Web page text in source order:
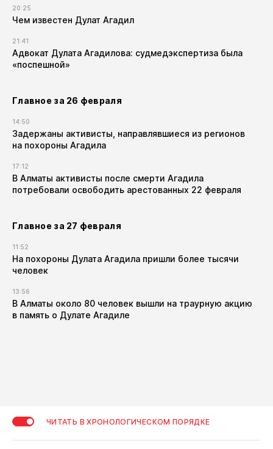
20:25
Чем известен Дулат Агадил​
21:41
Адвокат Дулата Агадилова: судмедэкспертиза была
«поспешной»
Главное за 26 февраля
14:50
Задержаны активисты, направлявшиеся из регионов
на похороны Агадила
17:12
В Алматы активисты после смерти Агадила
потребовали освободить арестованных 22 февраля
Главное за 27 февраля
11:52
​На похороны Дулата Агадила пришли более тысячи
человек
13:56
​В Алматы около 80 человек вышли на траурную акцию
в память о Дулате Агадиле
ЧИТАТЬ В ХРОНОЛОГИЧЕСКОМ ПОРЯДКЕ